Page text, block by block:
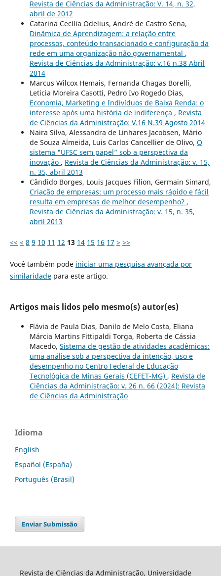
Revista de Ciências da Administração: V. 14, n. 32,
abril de 2012
Catarina Cecília Odelius, André de Castro Sena,
Dinâmica de Aprendizagem: a relação entre
processos, conteúdo transacionado e configuração da
rede em uma organização não governamental ,
Revista de Ciências da Administração: v.16 n.38 Abril
2014
Marcus Wilcox Hemais, Fernanda Chagas Borelli,
Leticia Moreira Casotti, Pedro Ivo Rogedo Dias,
Economia, Marketing e Indivíduos de Baixa Renda: o
interesse após uma história de indiferença , Revista
de Ciências da Administração: V.16 N.39 Agosto 2014
Naira Silva, Alessandra de Linhares Jacobsen, Mário
de Souza Almeida, Luis Carlos Cancellier de Olivo, O
sistema "UFSC sem papel” sob a perspectiva da
inovação , Revista de Ciências da Administração: v. 15,
n. 35, abril 2013
Cândido Borges, Louis Jacques Filion, Germain Simard,
Criação de empresas: um processo mais rápido e fácil
resulta em empresas de melhor desempenho? ,
Revista de Ciências da Administração: v. 15, n. 35,
abril 2013
<< < 8 9 10 11 12 13 14 15 16 17 > >>
Você também pode iniciar uma pesquisa avançada por
similaridadepara este artigo.
Artigos mais lidos pelo mesmo(s) autor(es)
Flávia de Paula Dias, Danilo de Melo Costa, Eliana
Márcia Martins Fittipaldi Torga, Roberta de Cássia
Macedo, Sistema de gestão de atividades acadêmicas:
uma análise sob a perspectiva da intenção, uso e
desempenho no Centro Federal de Educação
Tecnológica de Minas Gerais (CEFET-MG) , Revista de
Ciências da Administração: v. 26 n. 66 (2024): Revista
de Ciências da Administração
Idioma
English
Español (España)
Português (Brasil)
Enviar Submissão
Revista de Ciências da Administração, Universidade